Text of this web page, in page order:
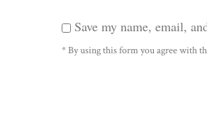
Save my name, email,
* By using this form you agree with